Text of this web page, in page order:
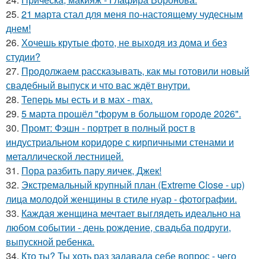
25. 21 марта стал для меня по-настоящему чудесным
днем!
26. Хочешь крутые фото, не выходя из дома и без
студии?
27. Продолжаем рассказывать, как мы готовили новый
свадебный выпуск и что вас ждёт внутри.
28. Теперь мы есть и в мах - max.
29. 5 марта прошёл "форум в большом городе 2026".
30. Промт: Фэшн - портрет в полный рост в
индустриальном коридоре с кирпичными стенами и
металлической лестницей.
31. Пора разбить пару яичек, Джек!
32. Экстремальный крупный план (Extreme Close - up)
лица молодой женщины в стиле нуар - фотографии.
33. Каждая женщина мечтает выглядеть идеально на
любом событии - день рождение, свадьба подруги,
выпускной ребенка.
34. Кто ты? Ты хоть раз задавала себе вопрос - чего